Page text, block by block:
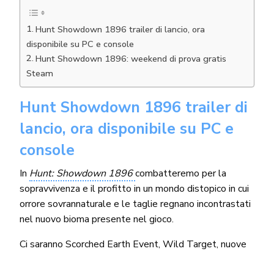
Hunt Showdown 1896 trailer di lancio, ora
disponibile su PC e console
Hunt Showdown 1896: weekend di prova gratis
Steam
Hunt Showdown 1896 trailer di
lancio, ora disponibile su PC e
console
In Hunt: Showdown 1896combatteremo per la
sopravvivenza e il profitto in un mondo distopico in cui
orrore sovrannaturale e le taglie regnano incontrastati
nel nuovo bioma presente nel gioco.
Ci saranno Scorched Earth Event, Wild Target, nuove